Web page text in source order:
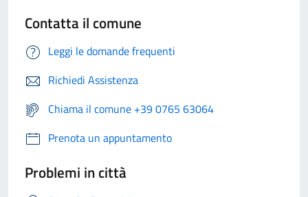
Contatta il comune
Leggi le domande frequenti
Richiedi Assistenza
Chiama il comune +39 0765 63064
Prenota un appuntamento
Problemi in città